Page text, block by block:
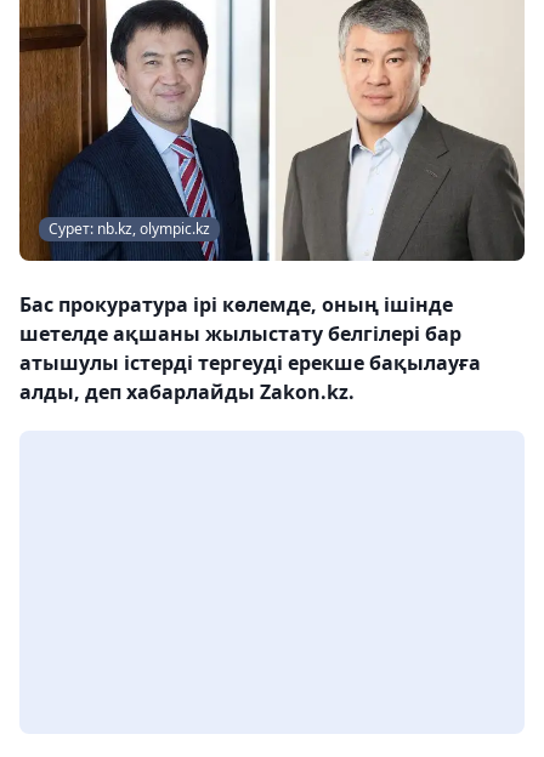
Сурет: nb.kz, olympic.kz
Бас прокуратура ірі көлемде, оның ішінде
шетелде ақшаны жылыстату белгілері бар
атышулы істерді тергеуді ерекше бақылауға
алды, деп хабарлайды Zakon.kz.